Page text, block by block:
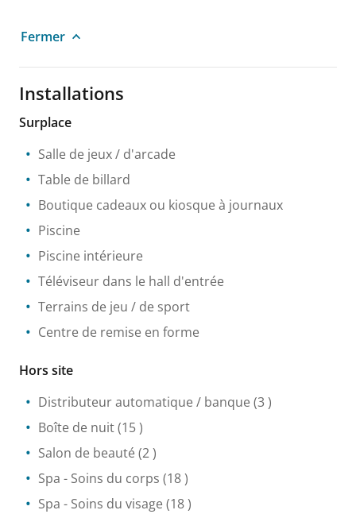
Fermer
Installations
Surplace
Salle de jeux / d'arcade
Table de billard
Boutique cadeaux ou kiosque à journaux
Piscine
Piscine intérieure
Téléviseur dans le hall d'entrée
Terrains de jeu / de sport
Centre de remise en forme
Hors site
Distributeur automatique / banque (3 )
Boîte de nuit(15 )
Salon de beauté (2 )
Spa - Soins du corps (18 )
Spa - Soins du visage (18 )